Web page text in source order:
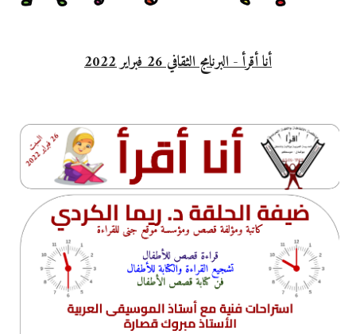
أنا أقرأ - البرنامج الثقافي 26 فبراير 2022